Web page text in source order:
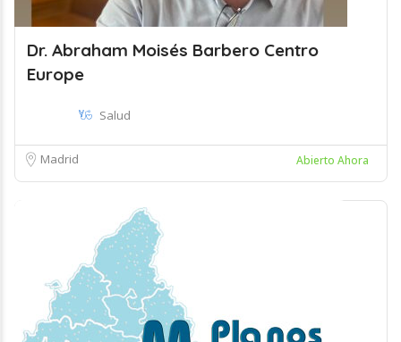
Dr. Abraham Moisés Barbero Centro
Europe
Salud
Madrid Abierto Ahora